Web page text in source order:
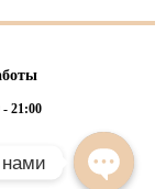
- 21:00